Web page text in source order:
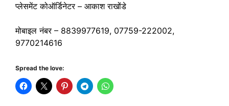
प्लेसमेंट कोऑर्डिनेटर – आकाश राखोंडे
मोबाइल नंबर – 8839977619, 07759-222002,
9770214616
Spread the love: